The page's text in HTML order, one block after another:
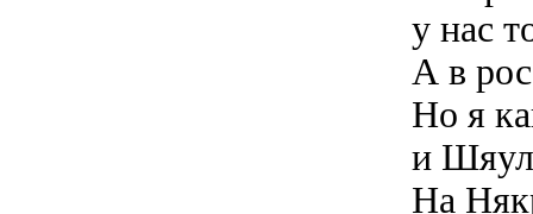
у нас
А в
Но я
и
На